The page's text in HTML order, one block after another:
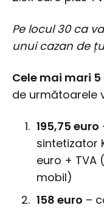
Pe locul 30 ca
unui cazan de
Cele mai mari
de următoarele
195,75 euro
sintetizator
euro + TVA
mobil)
158 euro –